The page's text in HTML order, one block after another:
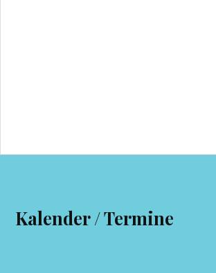
Kalender / Termine